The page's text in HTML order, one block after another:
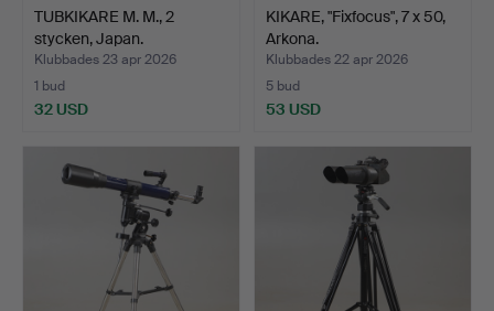
TUBKIKARE M. M., 2
stycken, Japan.
Klubbades 23 apr 2026
1 bud
32 USD
KIKARE, "Fixfocus", 7 x 50,
Arkona.
Klubbades 22 apr 2026
5 bud
53 USD